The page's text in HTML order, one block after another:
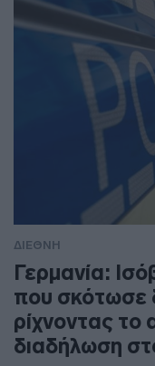
ΔΙΕΘΝΗ
Γερμανία:
που σκότωσε
ρίχνοντας το
διαδήλωση